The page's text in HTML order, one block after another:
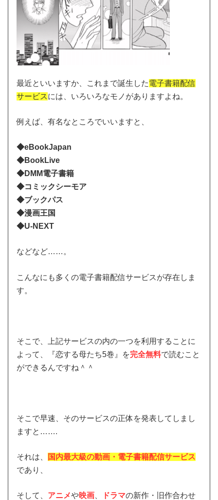
最近といいますか、これまで誕生した電子書籍配信
サービスには、いろいろなモノがありますよね。
例えば、有名なところでいいますと、
◆eBookJapan
◆BookLive
◆DMM電子書籍
◆コミックシーモア
◆ブックパス
◆漫画王国
◆U-NEXT
などなど……。
こんなにも多くの電子書籍配信サービスが存在しま
す。
そこで、上記サービスの内の一つを利用することに
よって、『恋する母たち5巻』を完全無料で読むこと
ができるんですね＾＾
そこで早速、そのサービスの正体を発表してしまし
ますと…….
それは、
国内最大級の動画・電子書籍配信サービス
であり、
そして、 アニメや映画 ドラマの新作・旧作合わせ